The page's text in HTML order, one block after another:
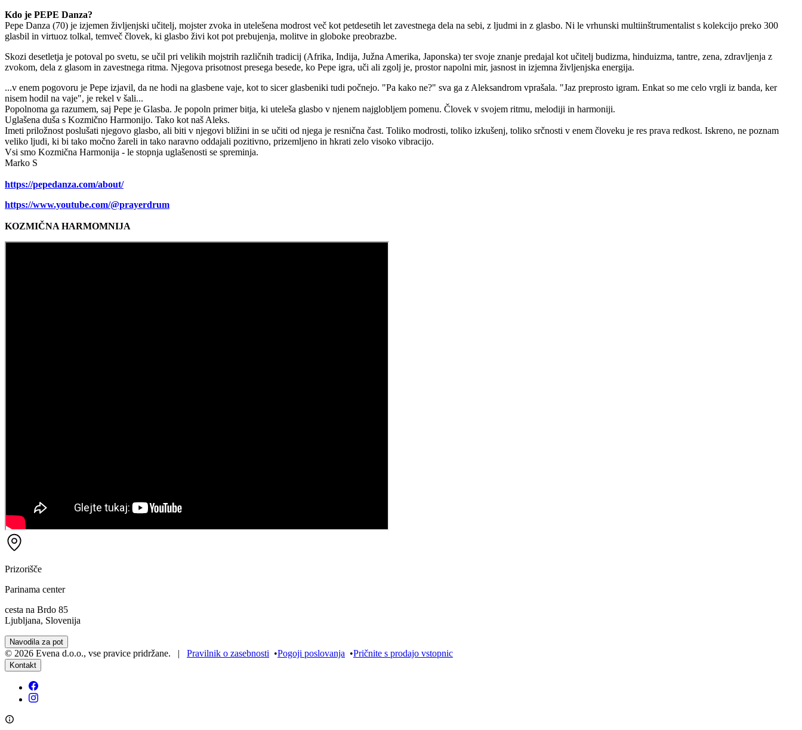
Kdo je PEPE Danza?
Pepe Danza (70) je izjemen življenjski učitelj, mojster zvoka in utelešena modrost več kot petdesetih let zavestnega dela na sebi, z ljudmi in z glasbo. Ni le vrhunski multiinštrumentalist s kolekcijo preko 300
glasbil in virtuoz tolkal, temveč človek, ki glasbo živi kot pot prebujenja, molitve in globoke preobrazbe.
Skozi desetletja je potoval po svetu, se učil pri velikih mojstrih različnih tradicij (Afrika, Indija, Južna Amerika, Japonska) ter svoje znanje predajal kot učitelj budizma, hinduizma, tantre, zena, zdravljenja z
zvokom, dela z glasom in zavestnega ritma. Njegova prisotnost presega besede, ko Pepe igra, uči ali zgolj je, prostor napolni mir, jasnost in izjemna življenjska energija.
...v enem pogovoru je Pepe izjavil, da ne hodi na glasbene vaje, kot to sicer glasbeniki tudi počnejo. "Pa kako ne?" sva ga z Aleksandrom vprašala. "Jaz preprosto igram. Enkat so me celo vrgli iz banda, ker
nisem hodil na vaje", je rekel v šali...
Popolnoma ga razumem, saj Pepe je Glasba. Je popoln primer bitja, ki uteleša glasbo v njenem najglobljem pomenu. Človek v svojem ritmu, melodiji in harmoniji.
Uglašena duša s Kozmično Harmonijo. Tako kot naš Aleks.
Imeti priložnost poslušati njegovo glasbo, ali biti v njegovi bližini in se učiti od njega je resnična čast. Toliko modrosti, toliko izkušenj, toliko srčnosti v enem človeku je res prava redkost. Iskreno, ne poznam
veliko ljudi, ki bi tako močno žareli in tako naravno oddajali pozitivno, prizemljeno in hkrati zelo visoko vibracijo.
Vsi smo Kozmična Harmonija - le stopnja uglašenosti se spreminja.
Marko S
https://pepedanza.com/about/
https://www.youtube.com/@prayerdrum
KOZMIČNA HARMOMNIJA
Prizorišče
Parinama center
cesta na Brdo 85
Ljubljana, Slovenija
Navodila za pot
© 2026 Evena d.o.o., vse pravice pridržane. | Pravilnik o zasebnosti •Pogoji poslovanja •Pričnite s prodajo vstopnic
Kontakt